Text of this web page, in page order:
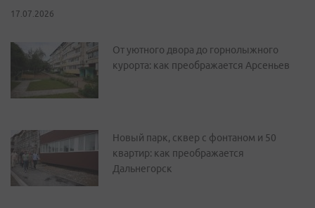
17.07.2026
От уютного двора до горнолыжного
курорта: как преображается Арсеньев
Новый парк, сквер с фонтаном и 50
квартир: как преображается
Дальнегорск